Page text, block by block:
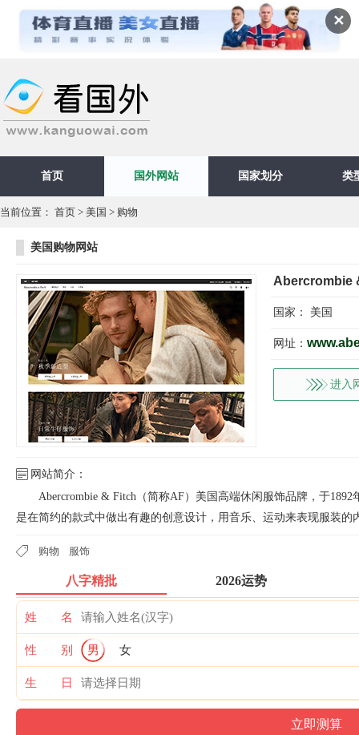
✕
首页 国外网站 国家划分 类
当前位置： 首页 > 美国 > 购物
美国购物网站
Abercrombie
国家： 美国
网址：
进入
网站简介：
Abercrombie & Fitch（简称AF）美国高端休闲服饰品牌，于
是在简约的款式中做出有趣的创意设计，用音乐、运动来表现服装的
购物 服饰
八字精批 2026运势
姓 名
性 别 男 女
生 日